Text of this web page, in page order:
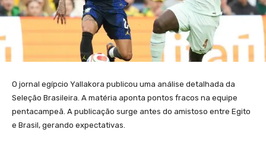
O jornal egípcio Yallakora publicou uma análise detalhada da
Seleção Brasileira. A matéria aponta pontos fracos na equipe
pentacampeã. A publicação surge antes do amistoso entre Egito
e Brasil, gerando expectativas.